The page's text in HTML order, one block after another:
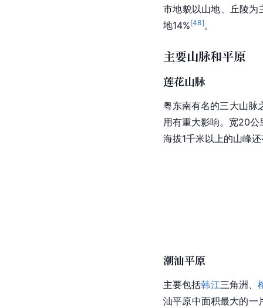
市地貌以山地、丘陵为
地14%[48]。
主要山脉和平原
莲花山脉
粤东南有名的三大山脉
用有重大影响。宽20
海拔1千米以上的山峰
潮汕平原
主要包括韩江三角洲、
汕平原中面积最大的一